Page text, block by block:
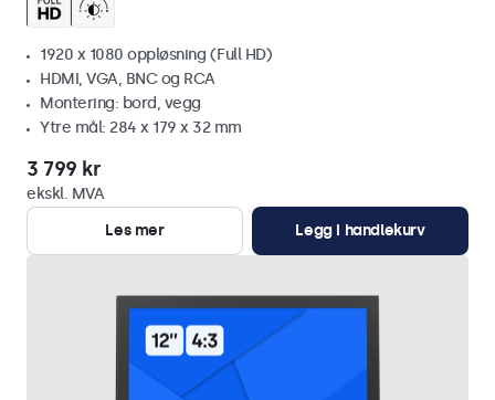
1920 x 1080 oppløsning (Full HD)
HDMI, VGA, BNC og RCA
Montering: bord, vegg
Ytre mål: 284 x 179 x 32 mm
3 799 kr
ekskl. MVA
Les mer
Legg i handlekurv